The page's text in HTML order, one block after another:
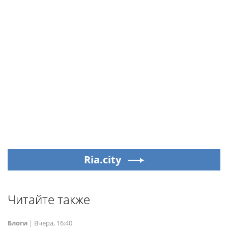
Ria.city
Читайте также
Блоги | Вчера, 16:40